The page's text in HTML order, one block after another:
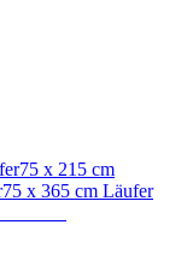
75 x 215 cm
75 x 365 cm Läufer